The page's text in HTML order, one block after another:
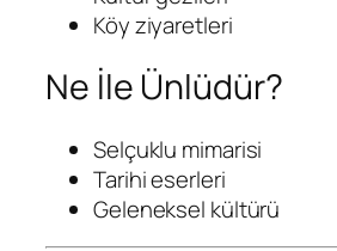
Köy ziyaretleri
Ne İle Ünlüdür?
Selçuklu mimarisi
Tarihi eserleri
Geleneksel kültürü